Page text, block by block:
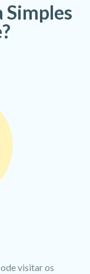
Simples
visitar os